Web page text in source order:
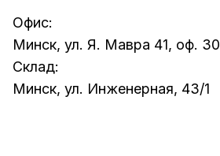
Офис:
Минск, ул. Я. Мавра 41, оф.
Склад:
Минск, ул. Инженерная, 43/1